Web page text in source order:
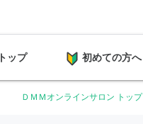
トップ 初めての方へ
ＤＭＭオンラインサロン トップ